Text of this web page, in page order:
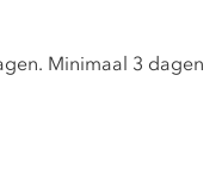
Minimaal 3 dagen